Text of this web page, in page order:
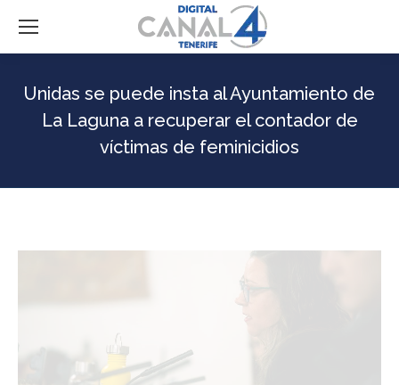
Unidas se puede insta al Ayuntamiento de
La Laguna a recuperar el contador de
víctimas de feminicidios